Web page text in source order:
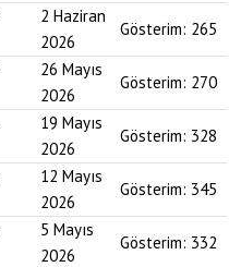
2 Haziran
2026
Gösterim: 265
26 Mayıs
2026
Gösterim: 270
19 Mayıs
2026
Gösterim: 328
12 Mayıs
2026
Gösterim: 345
5 Mayıs
2026
Gösterim: 332